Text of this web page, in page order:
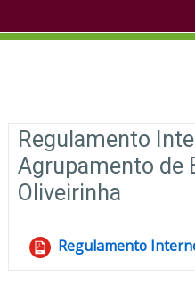
Lista de tópicos
Regulamento
Agrupamento de
Oliveirinha
Regulamento